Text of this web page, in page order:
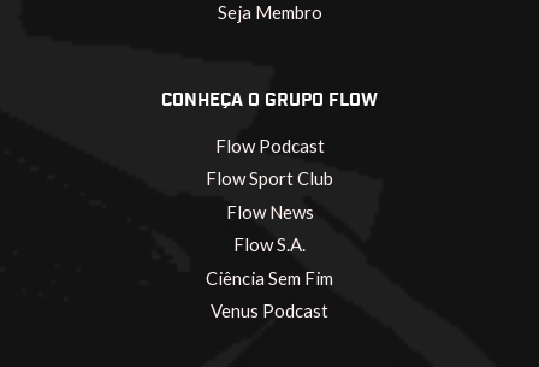
Seja Membro
CONHEÇA O GRUPO FLOW
Flow Podcast
Flow Sport Club
Flow News
Flow S.A.
Ciência Sem Fim
Venus Podcast